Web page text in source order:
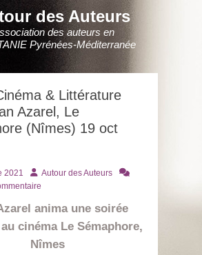
des Auteurs
des auteurs en
Pyrénées-Méditerranée
& Littérature
Azarel, Le
(Nîmes) 19 oct
2021 AuteurAutour des Auteurs
anima une soirée
au cinéma Le Sémaphore,
Nîmes